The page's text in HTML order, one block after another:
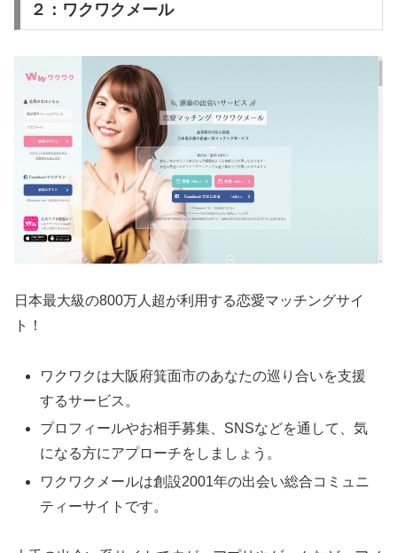
２：ワクワクメール
日本最大級の800万人超が利用する恋愛マッチングサイ
ト！
ワクワクは大阪府箕面市のあなたの巡り合いを支援
するサービス。
プロフィールやお相手募集、SNSなどを通して、気
になる方にアプローチをしましょう。
ワクワクメールは創設2001年の出会い総合コミュニ
ティーサイトです。